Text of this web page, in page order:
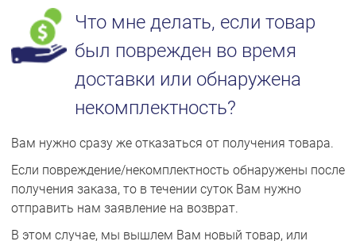
Что мне делать, если товар
был поврежден во время
доставки или обнаружена
некомплектность?
Вам нужно сразу же отказаться от получения товара.
Если повреждение/некомплектность обнаружены после
получения заказа, то в течении суток Вам нужно
отправить нам заявление на возврат.
В этом случае, мы вышлем Вам новый товар, или